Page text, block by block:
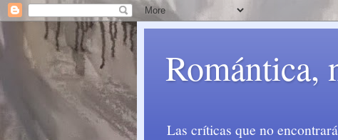
Romántica,
Las críticas que no